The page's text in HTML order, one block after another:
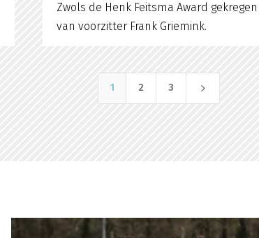
Zwols de Henk Feitsma Award gekregen
van voorzitter Frank Griemink.
1 2 3 5